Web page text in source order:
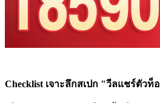
Checklist เจาะลึกสเปก "วีลแชร์ตัว